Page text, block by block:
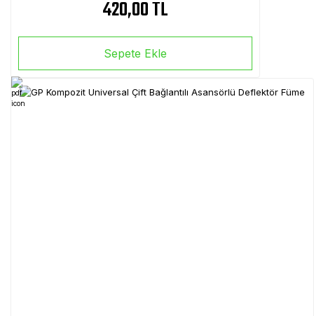
420,00 TL
Sepete Ekle